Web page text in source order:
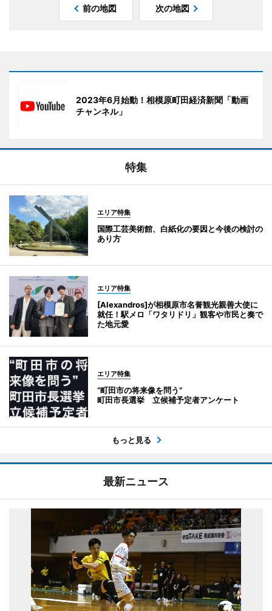
前の地図 次の地図
2023年6月始動！相模原町田経済新聞「動画
チャンネル」
特集
エリア特集
国際工芸美術館、白紙化の要因と今後の検討の
あり方
エリア特集
[Alexandros]が相模原市名誉観光親善大使に
就任！駅メロ「ワタリドリ」観客や市民と奏で
た地元愛
エリア特集
“町田市の将来像を問う”
町田市長選挙 立候補予定者アンケート
もっと見る
最新ニュース